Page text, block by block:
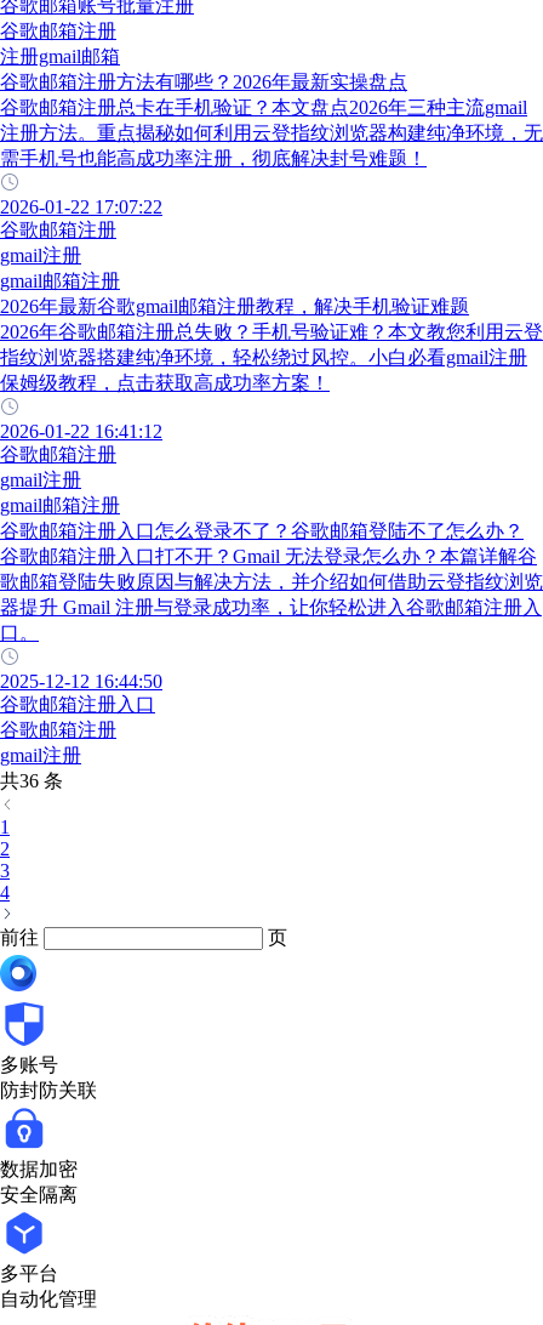
谷歌邮箱账号批量注册
谷歌邮箱注册
注册gmail邮箱
谷歌邮箱注册方法有哪些？2026年最新实操盘点
谷歌邮箱注册总卡在手机验证？本文盘点2026年三种主流gmail
注册方法。重点揭秘如何利用云登指纹浏览器构建纯净环境，无
需手机号也能高成功率注册，彻底解决封号难题！
2026-01-22 17:07:22
谷歌邮箱注册
gmail注册
gmail邮箱注册
2026年最新谷歌gmail邮箱注册教程，解决手机验证难题
2026年谷歌邮箱注册总失败？手机号验证难？本文教您利用云登
指纹浏览器搭建纯净环境，轻松绕过风控。小白必看gmail注册
保姆级教程，点击获取高成功率方案！
2026-01-22 16:41:12
谷歌邮箱注册
gmail注册
gmail邮箱注册
谷歌邮箱注册入口怎么登录不了？谷歌邮箱登陆不了怎么办？
谷歌邮箱注册入口打不开？Gmail 无法登录怎么办？本篇详解谷
歌邮箱登陆失败原因与解决方法，并介绍如何借助云登指纹浏览
器提升 Gmail 注册与登录成功率，让你轻松进入谷歌邮箱注册入
口。
2025-12-12 16:44:50
谷歌邮箱注册入口
谷歌邮箱注册
gmail注册
共36 条
1
2
3
4
前往 页
多账号
防封防关联
数据加密
安全隔离
多平台
自动化管理